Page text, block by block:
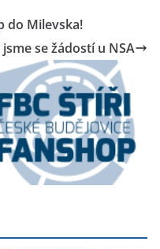
do Milevska!
se žádostí u NSA